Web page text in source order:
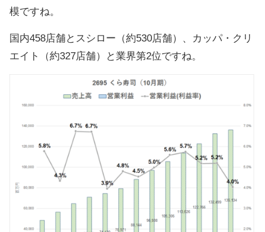
模ですね。
国内458店舗とスシロー（約530店舗）、カッパ・クリ
エイト（約327店舗）と業界第2位ですね。